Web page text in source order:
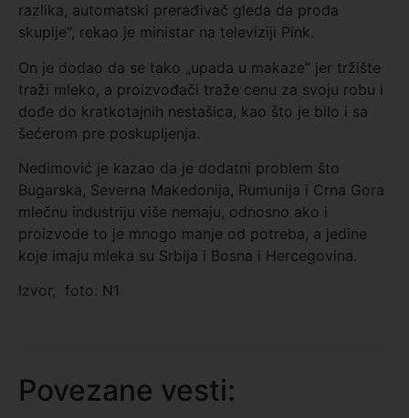
razlika, automatski prerađivač gleda da proda
skuplje“, rekao je ministar na televiziji Pink.
On je dodao da se tako „upada u makaze“ jer tržište
traži mleko, a proizvođači traže cenu za svoju robu i
dođe do kratkotajnih nestašica, kao što je bilo i sa
šećerom pre poskupljenja.
Nedimović je kazao da je dodatni problem što
Bugarska, Severna Makedonija, Rumunija i Crna Gora
mlečnu industriju više nemaju, odnosno ako i
proizvode to je mnogo manje od potreba, a jedine
koje imaju mleka su Srbija i Bosna i Hercegovina.
Izvor, foto: N1
Povezane vesti: